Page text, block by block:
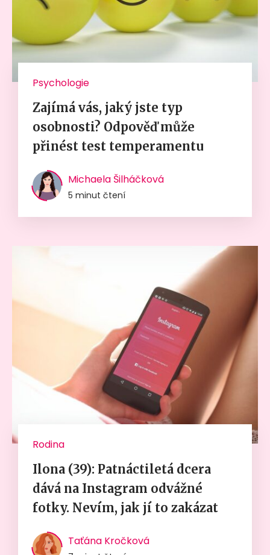
Psychologie
Zajímá vás, jaký jste typ
osobnosti? Odpověď může
přinést test temperamentu
Michaela Šilháčková
5 minut čtení
Rodina
Ilona (39): Patnáctiletá dcera
dává na Instagram odvážné
fotky. Nevím, jak jí to zakázat
Taťána Kročková